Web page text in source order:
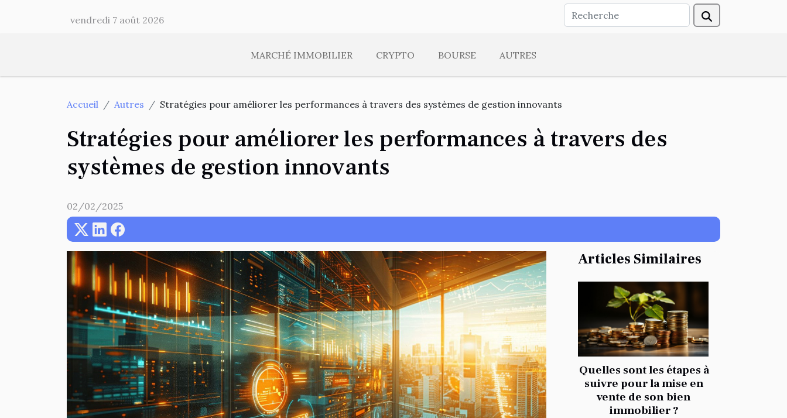
vendredi 7 août 2026
MARCHÉ IMMOBILIER CRYPTO BOURSE AUTRES
Accueil Autres Stratégies pour améliorer les performances à travers des systèmes de gestion innovants
Stratégies pour améliorer les performances à travers des
systèmes de gestion innovants
02/02/2025
Articles Similaires
Quelles sont les étapes à
suivre pour la mise en
vente de son bien
immobilier ?